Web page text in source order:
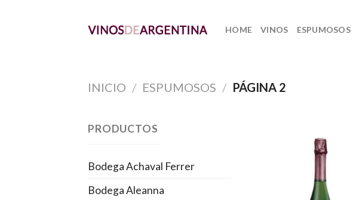
HOME VINOS ESPUMOSOS
INICIO / ESPUMOSOS / PÁGINA 2
PRODUCTOS
Bodega Achaval Ferrer
Bodega Aleanna